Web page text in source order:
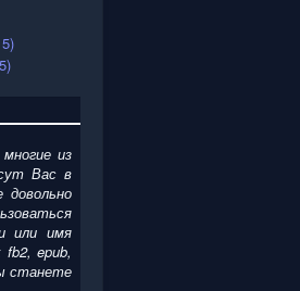
из
Вас в
довольно
или имя
epub,
станете